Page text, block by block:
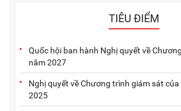
TIÊU ĐIỂM
Quốc hội ban hành Nghị quyết về
năm 2027
Nghị quyết về Chương trình giám sát
2025